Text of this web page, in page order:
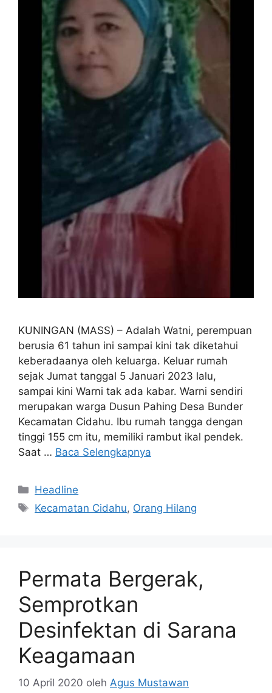
KUNINGAN (MASS) – Adalah Watni, perempuan
berusia 61 tahun ini sampai kini tak diketahui
keberadaanya oleh keluarga. Keluar rumah
sejak Jumat tanggal 5 Januari 2023 lalu,
sampai kini Warni tak ada kabar. Warni sendiri
merupakan warga Dusun Pahing Desa Bunder
Kecamatan Cidahu. Ibu rumah tangga dengan
tinggi 155 cm itu, memiliki rambut ikal pendek.
Saat … Baca Selengkapnya
Kategori
Headline
Tag
Kecamatan Cidahu, Orang Hilang
Permata Bergerak,
Semprotkan
Desinfektan di Sarana
Keagamaan
10 April 2020 oleh Agus Mustawan